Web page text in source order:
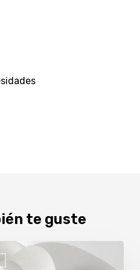
te guste